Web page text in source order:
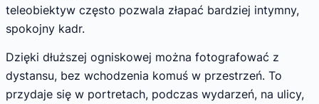
teleobiektyw często pozwala złapać bardziej intymny,
spokojny kadr.
Dzięki dłuższej ogniskowej można fotografować z
dystansu, bez wchodzenia komuś w przestrzeń. To
przydaje się w portretach, podczas wydarzeń, na ulicy,